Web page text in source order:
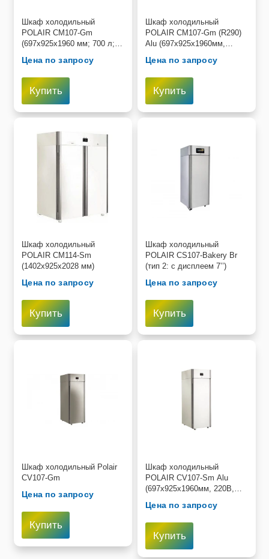
Пищевое оборудование и инвентарь
Робототехника
Фото, видео и аксессуары
Шкаф холодильный
POLAIR CM107-Gm
(697х925х1960 мм; 700 л;
Цена по запросу
Купить
Шкаф холодильный
POLAIR CM107-Gm (R290)
Alu (697х925х1960мм,
Цена по запросу
Купить
Шкаф холодильный
POLAIR CM114-Sm
(1402х925х2028 мм)
Цена по запросу
Купить
Шкаф холодильный
POLAIR CS107-Bakery Br
(тип 2: с дисплеем 7’’)
Цена по запросу
Купить
Шкаф холодильный Polair
CV107-Gm
Цена по запросу
Купить
Шкаф холодильный
POLAIR CV107-Sm Alu
(697х925х1960мм, 220В,
-5...+5С, 700 л)
Цена по запросу
Купить